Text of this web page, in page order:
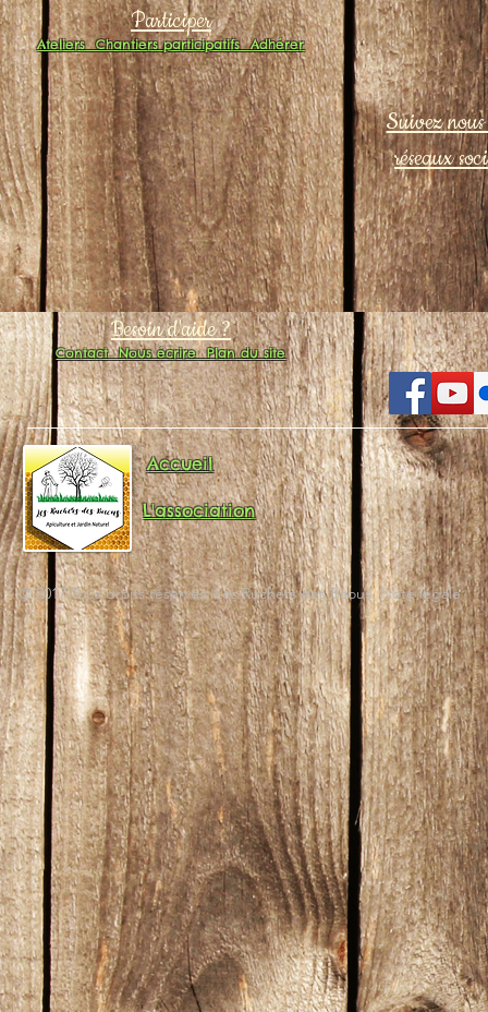
Participer
AteliersChantiers participatifsAdhérer
Suivez
réseaux
Besoin d'aide ?
ContactNous écrirePlan du site
Accueil
L'association
© 2017 Tous droits réservés. Les Ruchers des Baous. Note légale